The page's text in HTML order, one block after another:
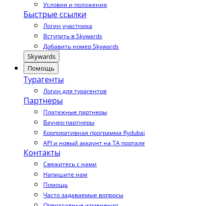
Условия и положения
Быстрые ссылки
Логин участника
Вступить в Skywards
Добавить номер Skywards
Skywards
Помощь
Турагенты
Логин для турагентов
Партнеры
Платежные партнеры
Ваучер-партнеры
Корпоративная программа flydubai
API и новый аккаунт на TA портале
Контакты
Свяжитесь с нами
Напишите нам
Помощь
Часто задаваемые вопросы